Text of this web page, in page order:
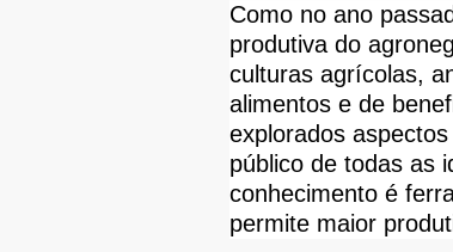
Como no ano
produtiva do
culturas agrícolas,
alimentos e de
explorados
público de todas as
conhecimento é
permite maior